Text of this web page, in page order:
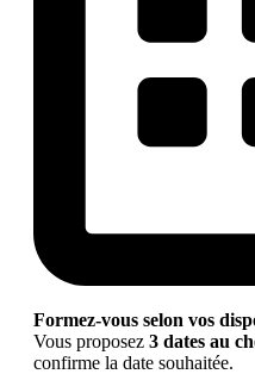
Formez-vous selon vos
Vous proposez 3 dates au
confirme la date souhaitée.